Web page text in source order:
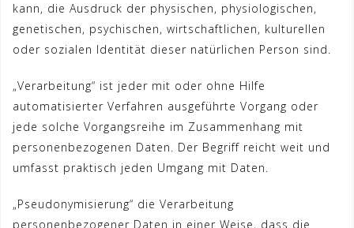
kann, die Ausdruck der physischen, physiologischen,
genetischen, psychischen, wirtschaftlichen, kulturellen
oder sozialen Identität dieser natürlichen Person sind.
„Verarbeitung“ ist jeder mit oder ohne Hilfe
automatisierter Verfahren ausgeführte Vorgang oder
jede solche Vorgangsreihe im Zusammenhang mit
personenbezogenen Daten. Der Begriff reicht weit und
umfasst praktisch jeden Umgang mit Daten.
„Pseudonymisierung“ die Verarbeitung
personenbezogener Daten in einer Weise, dass die